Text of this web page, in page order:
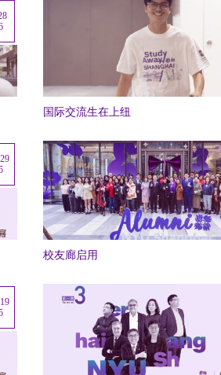
国际交流生在上纽
校友廊启用